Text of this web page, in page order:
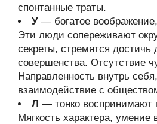
спонтанные траты.
У — богатое
Эти люди сопереживают
секреты, стремятся достичь
совершенства. Отсутствие
Направленность внутрь
взаимодействие с
Л — тонко воспринимают
Мягкость характера,